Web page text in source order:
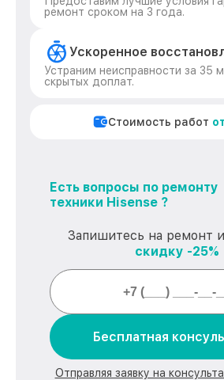
ремонт сроком на 3 года.
Ускоренное
Устраним неисправности за 35
скрытых доплат.
Стоимость работ
Есть вопросы по ремонту
техники Hisense ?
Запишитесь на ремонт
скидку -25%
Бесплатная
Отправляя заявку на